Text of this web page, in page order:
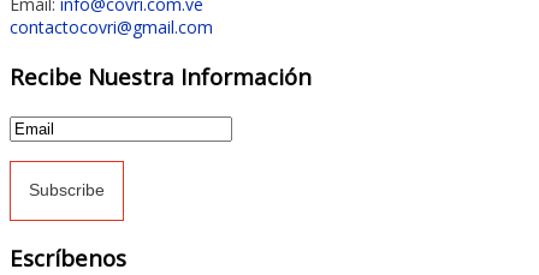
Email: info@covri.com.ve
contactocovri@gmail.com
Recibe Nuestra Información
Escríbenos